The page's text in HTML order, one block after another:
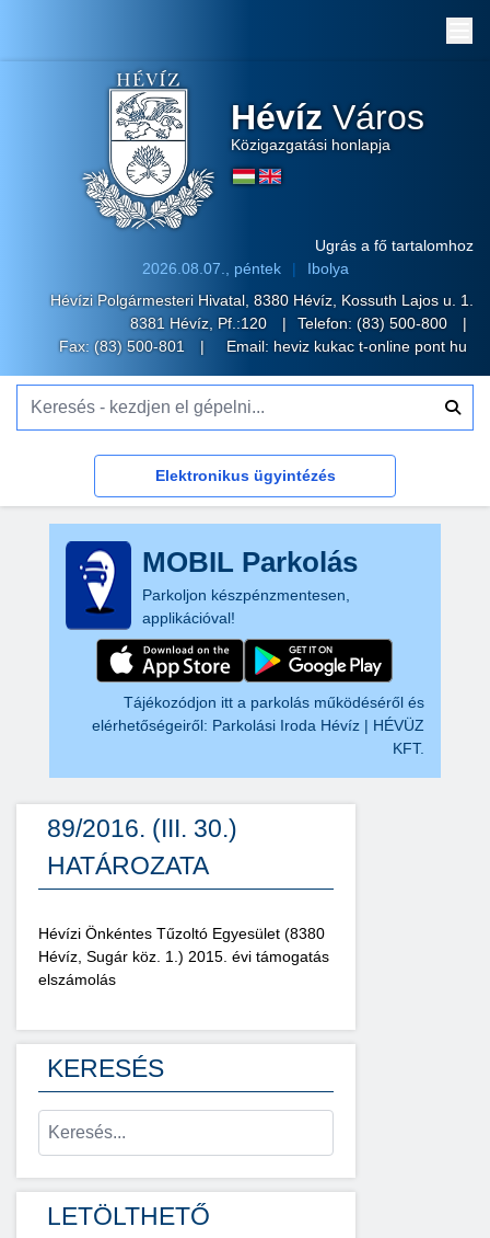
Hévíz Város
Közigazgatási honlapja
Ugrás a fő tartalomhoz
2026.08.07., péntek
Ibolya
Hévízi Polgármesteri Hivatal, 8380 Hévíz, Kossuth Lajos u. 1.
8381 Hévíz, Pf.:120
Telefon: (83) 500-800
Fax: (83) 500-801
Email: heviz kukac t-online pont hu
Elektronikus ügyintézés
MOBIL Parkolás
Parkoljon készpénzmentesen,
applikációval!
Tájékozódjon itt a parkolás működéséről és
elérhetőségeiről: Parkolási Iroda Hévíz | HÉVÜZ
KFT.
89/2016. (III. 30.)
HATÁROZATA
Hévízi Önkéntes Tűzoltó Egyesület (8380
Hévíz, Sugár köz. 1.) 2015. évi támogatás
elszámolás
KERESÉS
LETÖLTHETŐ